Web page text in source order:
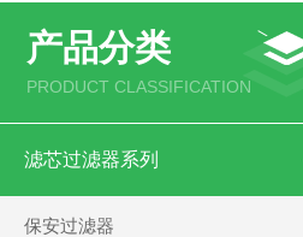
产品分类
PRODUCT CLASSIFICATION
滤芯过滤器系列
保安过滤器